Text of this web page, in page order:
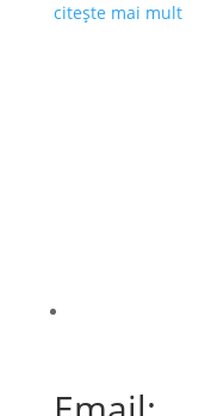
citește mai mult